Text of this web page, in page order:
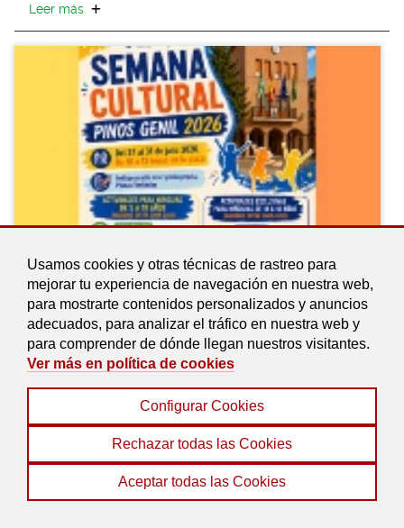
Usamos cookies y otras técnicas de rastreo para
mejorar tu experiencia de navegación en nuestra web,
para mostrarte contenidos personalizados y anuncios
adecuados, para analizar el tráfico en nuestra web y
para comprender de dónde llegan nuestros visitantes.
Ver más en política de cookies
Configurar Cookies
Rechazar todas las Cookies
Aceptar todas las Cookies
Leer más
02 julio 2026
Cultural 2026 ofrecerá una
completa programación de
actividades para la infancia y la
juventud de Pinos Genil